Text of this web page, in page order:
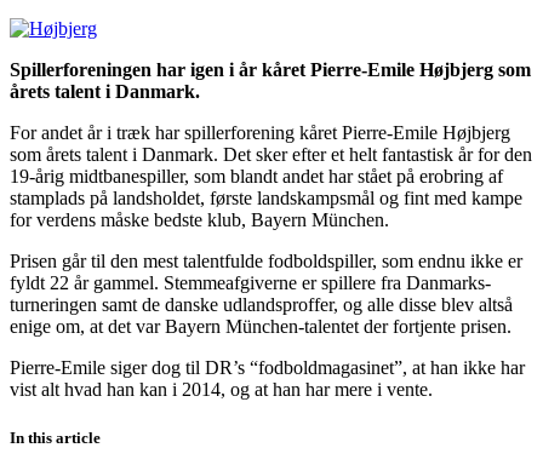
Spillerforeningen har igen i år kåret Pierre-Emile Højbjerg som
årets talent i Danmark.
For andet år i træk har spillerforening kåret Pierre-Emile Højbjerg
som årets talent i Danmark. Det sker efter et helt fantastisk år for den
19-årig midtbanespiller, som blandt andet har stået på erobring af
stamplads på landsholdet, første landskampsmål og fint med kampe
for verdens måske bedste klub, Bayern München.
Prisen går til den mest talentfulde fodboldspiller, som endnu ikke er
fyldt 22 år gammel. Stemmeafgiverne er spillere fra Danmarks-
turneringen samt de danske udlandsproffer, og alle disse blev altså
enige om, at det var Bayern München-talentet der fortjente prisen.
Pierre-Emile siger dog til DR’s “fodboldmagasinet”, at han ikke har
vist alt hvad han kan i 2014, og at han har mere i vente.
In this article